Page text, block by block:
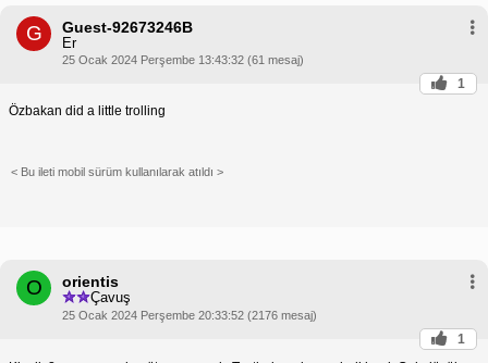
G Guest-92673246B
Er
25 Ocak 2024 Perşembe 13:43:32 (61 mesaj)
1
Özbakan did a little trolling
< Bu ileti mobil sürüm kullanılarak atıldı >
O orientis
Çavuş
25 Ocak 2024 Perşembe 20:33:52 (2176 mesaj)
1